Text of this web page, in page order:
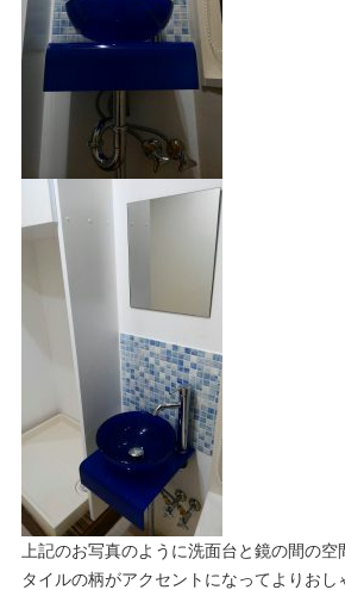
上記のお写真のように洗面台と鏡の間の空
タイルの柄がアクセントになってよりおし